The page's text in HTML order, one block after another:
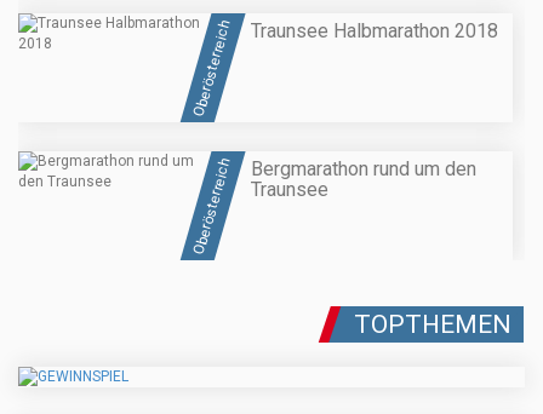
Oberösterreich Traunsee Halbmarathon 2018
Oberösterreich
Bergmarathon rund um den
Traunsee
TOPTHEMEN